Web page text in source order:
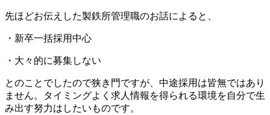
先ほどお伝えした製鉄所管理職のお話によると、
・新卒一括採用中心
・大々的に募集しない
とのことでしたので狭き門ですが、 中途採用は皆無ではあり
ません。タイミングよく求人情報を得られる環境を自分で生
み出す努力はしたいものです。